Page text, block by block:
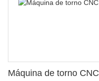
Máquina de torno